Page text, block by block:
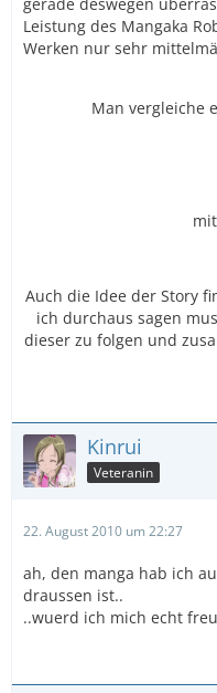
Leistung des Mangaka
Werken nur sehr
Man vergleiche
Auch die Idee der Story
ich durchaus sagen
dieser zu folgen und
Kinrui
Veteranin
22. August 2010 um 22:27
ah, den manga hab ich
draussen ist..
..wuerd ich mich echt